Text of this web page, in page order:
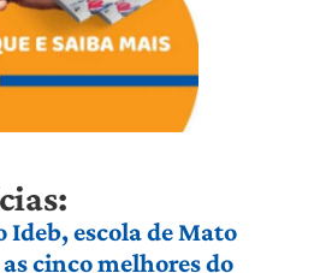
Ideb, escola de Mato
cinco melhores do